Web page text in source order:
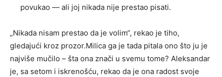
povukao — ali joj nikada nije prestao pisati.
„Nikada nisam prestao da je volim“, rekao je tiho,
gledajući kroz prozor.Milica ga je tada pitala ono što ju je
najviše mučilo – šta ona znači u svemu tome? Aleksandar
je, sa setom i iskrenošću, rekao da je ona radost svoje